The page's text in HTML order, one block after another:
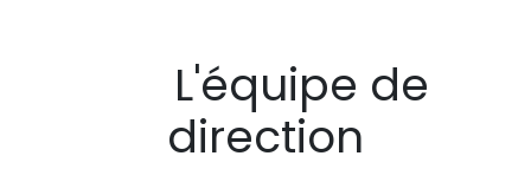
L'équipe de
direction